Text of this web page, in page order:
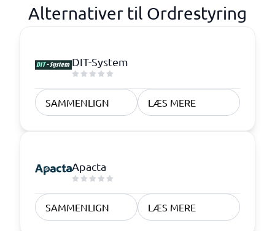
Alternativer til Ordrestyring
DIT-System
SAMMENLIGN LÆS MERE
Apacta
SAMMENLIGN LÆS MERE